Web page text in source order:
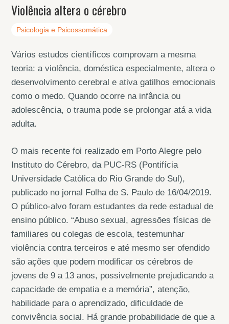
Violência altera o cérebro
Psicologia e Psicossomática
Vários estudos científicos comprovam a mesma
teoria: a violência, doméstica especialmente, altera o
desenvolvimento cerebral e ativa gatilhos emocionais
como o medo. Quando ocorre na infância ou
adolescência, o trauma pode se prolongar atá a vida
adulta.
O mais recente foi realizado em Porto Alegre pelo
Instituto do Cérebro, da PUC-RS (Pontifícia
Universidade Católica do Rio Grande do Sul),
publicado no jornal Folha de S. Paulo de 16/04/2019.
O público-alvo foram estudantes da rede estadual de
ensino público. “Abuso sexual, agressões físicas de
familiares ou colegas de escola, testemunhar
violência contra terceiros e até mesmo ser ofendido
são ações que podem modificar os cérebros de
jovens de 9 a 13 anos, possivelmente prejudicando a
capacidade de empatia e a memória”, atenção,
habilidade para o aprendizado, dificuldade de
convivência social. Há grande probabilidade de que a